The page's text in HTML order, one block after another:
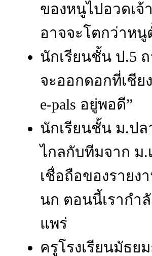
ของหนูไปอวดเ
อาจจะโตกว่าหนู
นักเรียนชั้น ป.5
จะออกดอกที่เชีย
e-pals อยู่พอดี”
นักเรียนชั้น ม.ปล
ไกลกับทีมจาก ม.
เชื่อถือของรายง
นก ตอนนี้เรากำ
แพร่
ครูโรงเรียนมัธย